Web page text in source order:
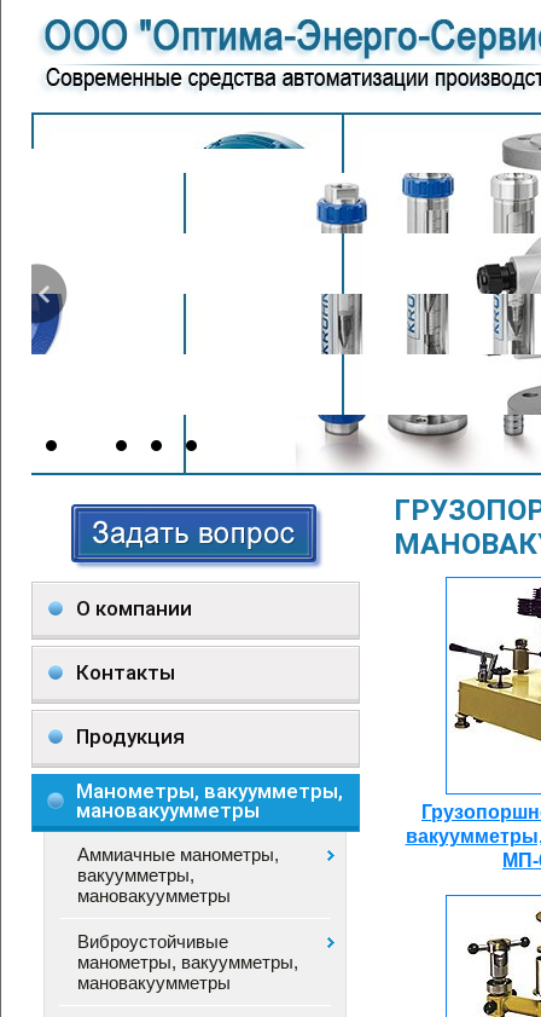
О компании
Контакты
Продукция
Манометры, вакуумметры,
мановакуумметры
Аммиачные манометры,
вакуумметры,
мановакуумметры
Виброустойчивые
манометры, вакуумметры,
мановакуумметры